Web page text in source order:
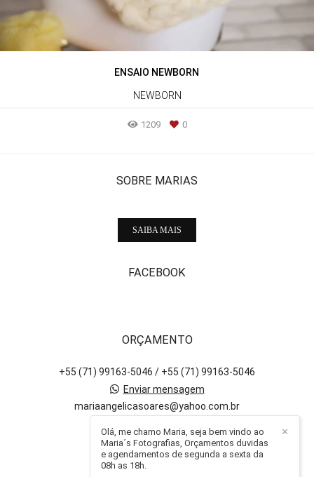
ENSAIO NEWBORN
NEWBORN
1209 0
SOBRE MARIAS
SAIBA MAIS
FACEBOOK
ORÇAMENTO
+55 (71) 99163-5046 / +55 (71) 99163-5046
Enviar mensagem
mariaangelicasoares@yahoo.com.br
✕
Olá, me chamo Maria, seja bem vindo ao
Maria´s Fotografias, Orçamentos duvidas
e agendamentos de segunda a sexta da
08h as 18h.